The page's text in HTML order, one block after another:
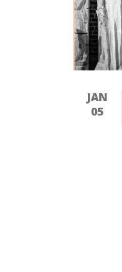
JAN
05